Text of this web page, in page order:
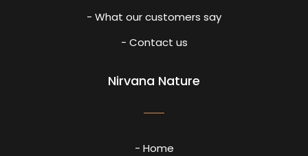
- What our customers say
- Contact us
Nirvana Nature
- Home